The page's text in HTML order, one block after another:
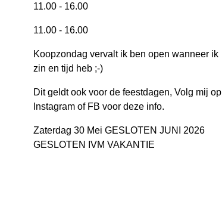
11.00 - 16.00
11.00 - 16.00
Koopzondag vervalt ik ben open wanneer ik
zin en tijd heb ;-)
Dit geldt ook voor de feestdagen, Volg mij op
Instagram of FB voor deze info.
Zaterdag 30 Mei GESLOTEN JUNI 2026
GESLOTEN IVM VAKANTIE